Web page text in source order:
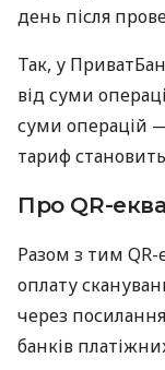
день після
Так, у
від суми
суми операцій
тариф
Про QR-
Разом з тим
оплату
через
банків